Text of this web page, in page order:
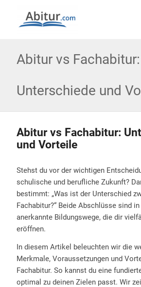
Abitur vs Fachabitur:
Unterschiede und
Abitur vs Fachabitur:
und Vorteile
Stehst du vor der wichtigen
schulische und berufliche Zukunft?
bestimmt: „Was ist der Unterschied
Fachabitur?“ Beide Abschlüsse sind
anerkannte Bildungswege, die dir
eröffnen.
In diesem Artikel beleuchten wir die
Merkmale, Voraussetzungen und
Fachabitur. So kannst du eine
optimal zu deinen Zielen passt. Wir